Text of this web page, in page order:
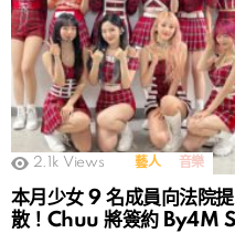
2.1k Views 藝人 音樂
本月少女 9 名成員向法院
散！Chuu 將簽約 By4M